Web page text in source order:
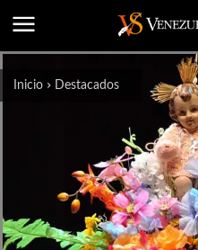
Inicio Destacados